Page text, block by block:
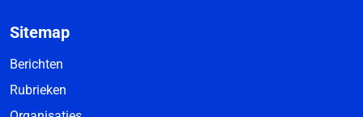
Sitemap
Berichten
Rubrieken